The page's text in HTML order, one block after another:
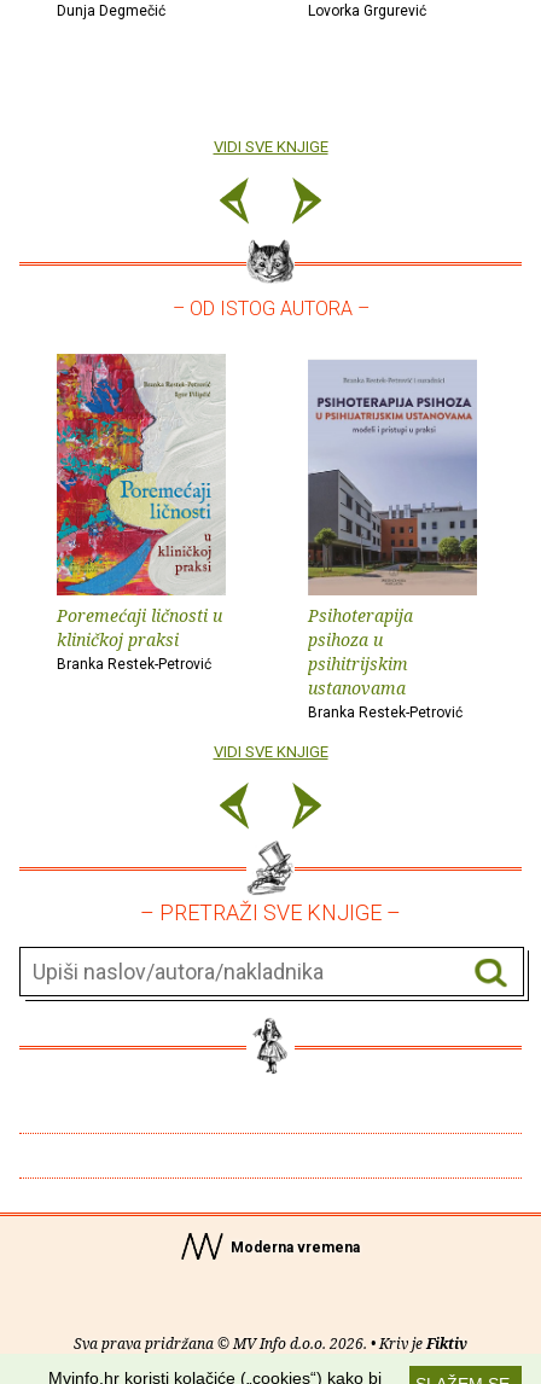
Dunja Degmečić Lovorka Grgurević
VIDI SVE KNJIGE
– OD ISTOG AUTORA –
Poremećaji ličnosti u
kliničkoj praksi
Branka Restek-Petrović
Psihoterapija
psihoza u
psihitrijskim
ustanovama
Branka Restek-Petrović
VIDI SVE KNJIGE
– PRETRAŽI SVE KNJIGE –
Moderna vremena
Sva prava pridržana © MV Info d.o.o. 2026. • Kriv jeFiktiv
Mvinfo.hr koristi kolačiće („cookies“) kako bi